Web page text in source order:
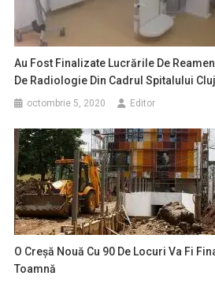
Au Fost Finalizate Lucrările De
De Radiologie Din Cadrul Spitalului
octombrie 5, 2020 Editor
O Creșă Nouă Cu 90 De Locuri Va Fi
Toamnă